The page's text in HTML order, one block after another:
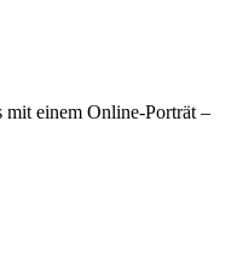
einem Online-Porträt –